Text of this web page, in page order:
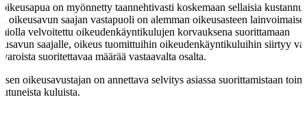
oikeusapua on myönnetty taannehtivasti koskemaan sellaisia
oikeusavun saajan vastapuoli on alemman oikeusasteen
velvoitettu oikeudenkäyntikulujen korvauksena suorittamaan
saajalle, oikeus tuomittuihin oikeudenkäyntikuluihin siirtyy
varoista suoritettavaa määrää vastaavalta osalta.
oikeusavustajan on annettava selvitys asiassa suorittamistaan
kuluista.